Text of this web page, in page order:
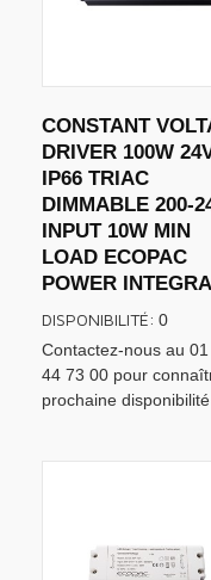
CONSTANT
DRIVER 100W
IP66 TRIAC
DIMMABLE 200-
INPUT 10W MIN
LOAD ECOPAC
POWER
Contactez-nous au 01
44 73 00 pour
prochaine disponibilité
DISPONIBILITÉ: 0